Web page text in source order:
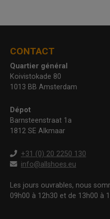
CONTACT
Quartier général
Koivistokade 80
1013 BB Amsterdam
Dépot
Barnsteenstraat 1a
1812 SE Alkmaar
+31 (0) 20 2250 130
info@allshoes.eu
Les jours ouvrables, nous
09h00 à 12h30 et de 13h00 à